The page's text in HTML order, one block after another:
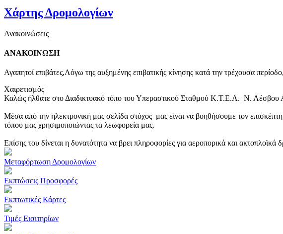
Χάρτης Δρομολογίων
Ανακοινώσεις
ΑΝΑΚΟΙΝΩΣΗ
Αγαπητοί επιβάτες,Λόγω της αυξημένης επιβατικής κίνησης κατά την τρέχουσα
Χαιρετισμός
Καλώς ήλθατε στο Διαδικτυακό τόπο του Υπεραστικού Σταθμού Κ.Τ.Ε.Λ. Ν. Λέσβου
Μέσα από την ηλεκτρονική μας σελίδα στόχος μας είναι να βοηθήσουμε τον
τόπου μας χρησιμοποιώντας τα λεωφορεία μας.
Επίσης του δίνεται η δυνατότητα να βρει πληροφορίες για αεροπορικά και
Μεταφόρτωση Δρομολογίων
Εκπτώσεις Προσφορές
Εκπτωτικές Κάρτες
Τιμές Εισιτηρίων